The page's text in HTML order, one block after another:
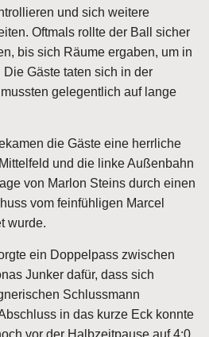
und sich weitere
Oftmals rollte der Ball sicher
bis sich Räume ergaben, um in
Gäste taten sich in der
gelegentlich auf lange
die Gäste eine herrliche
und die linke Außenbahn
von Marlon Steins durch einen
vom feinfühligen Marcel
wurde.
ein Doppelpass zwischen
Junker dafür, dass sich
Schlussmann
in das kurze Eck konnte
vor der Halbzeitpause auf 4:0